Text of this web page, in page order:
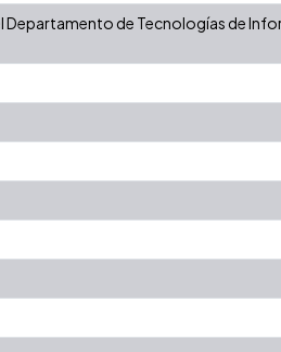
Departamento de Tecnologías de